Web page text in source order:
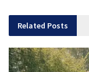
Related Posts